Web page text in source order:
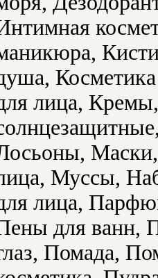
лица,
Муссы,
лица,
для ванн,
Помада,